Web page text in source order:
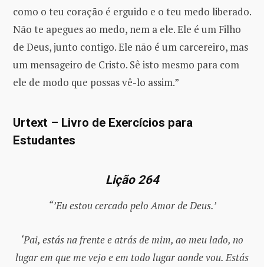
como o teu coração é erguido e o teu medo liberado.
Não te apegues ao medo, nem a ele. Ele é um Filho
de Deus, junto contigo. Ele não é um carcereiro, mas
um mensageiro de Cristo. Sê isto mesmo para com
ele de modo que possas vê-lo assim.”
Urtext – Livro de Exercícios para
Estudantes
Lição 264
“’Eu estou cercado pelo Amor de Deus.’
‘Pai, estás na frente e atrás de mim, ao meu lado, no
lugar em que me vejo e em todo lugar aonde vou. Estás